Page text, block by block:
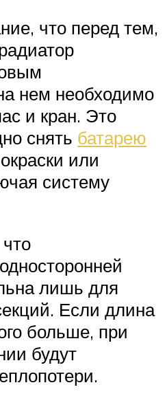
что перед тем,
нем необходимо
и кран. Это
снять батарею
или
систему
лишь для
Если длина
больше, при
будут